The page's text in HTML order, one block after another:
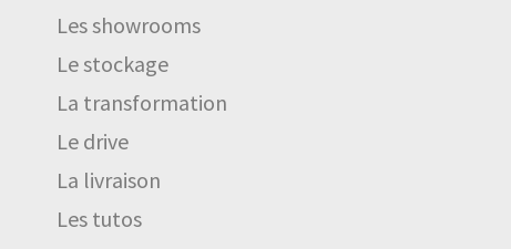
Les showrooms
Le stockage
La transformation
Le drive
La livraison
Les tutos